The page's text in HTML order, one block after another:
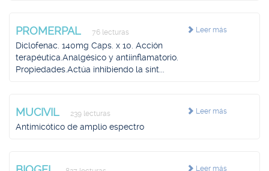
Leer más
PROMERPAL 76 lecturas
Diclofenac. 140mg Caps. x 10. Acción
terapéutica.Analgésico y antiinflamatorio.
Propiedades.Actúa inhibiendo la sínt...
Leer más
MUCIVIL 239 lecturas
Antimicótico de amplio espectro
Leer más